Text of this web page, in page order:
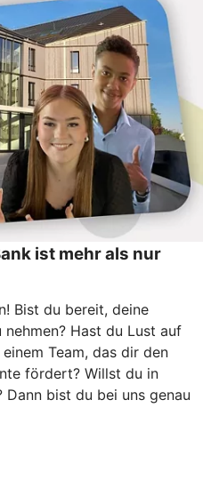
ist mehr als nur
Bist du bereit, deine
Hast du Lust auf
Team, das dir den
fördert? Willst du in
bist du bei uns genau